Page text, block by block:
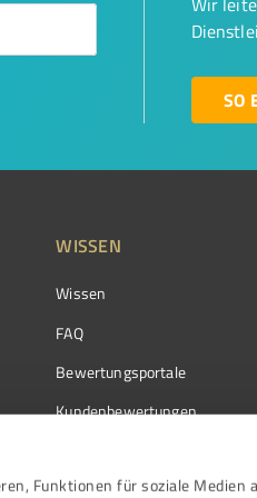
Funktionen für soziale Medien
SO
WISSEN
Wissen
FAQ
Bewertungsportale
Kundenbewertungen
Bewertungs­richtlinien